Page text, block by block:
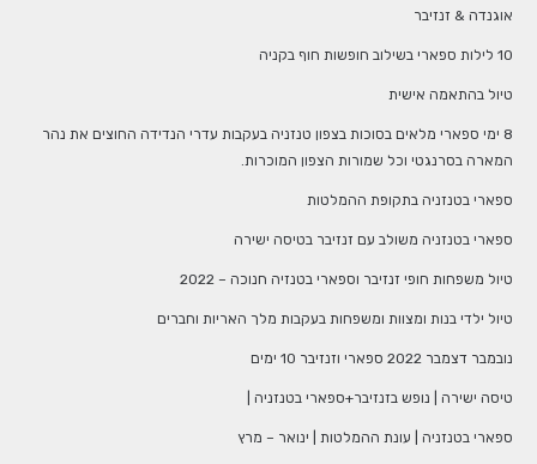
אוגנדה & זנזיבר
10 לילות ספארי בשילוב חופשות חוף בקניה
טיול בהתאמה אישית
8 ימי ספארי מלאים בסוכות בצפון טנזניה בעקבות עדרי הנדידה החוצים את נהר
המארה בסרנגטי וכל שמורות הצפון המוכרות.
ספארי בטנזניה בתקופת ההמלטות
ספארי בטנזניה משולב עם זנזיבר בטיסה ישירה
טיול משפחות חופי זנזיבר וספארי בטנזיה חנוכה – 2022
טיול ילדי בנות ומצוות ומשפחות בעקבות מלך האריות וחברים
נובמבר דצמבר 2022 ספארי וזנזיבר 10 ימים
טיסה ישירה | נופש בזנזיבר+ספארי בטנזניה |
ספארי בטנזניה | עונת ההמלטות | ינואר – מרץ